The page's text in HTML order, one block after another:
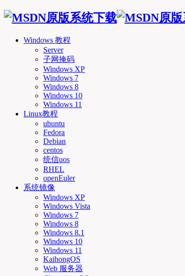
Windows 教程
Server
子网掩码
Windows XP
Windows 7
Windows 8
Windows 10
Windows 11
Linux教程
ubuntu
Fedora
Debian
centos
统信uos
RHEL
openEuler
系统镜像
Windows XP
Windows Vista
Windows 7
Windows 8
Windows 8.1
Windows 10
Windows 11
KaihongOS
Web 服务器